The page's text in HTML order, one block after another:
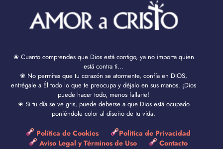
❀ Cuanto comprendes que Dios está contigo, ya no importa quien
está contra ti...
❀ No permitas que tu corazón se atormente, confía en DIOS,
entrégale a Él todo lo que te preocupa y déjalo en sus manos. ¡Dios
puede hacer todo, menos fallarte!
❀ Si tu día se ve gris, puede deberse a que Dios está ocupado
poniéndole color al diseño de tu vida.
Política de Cookies
Política de Privacidad
Aviso Legal y Términos de Uso
Contacto